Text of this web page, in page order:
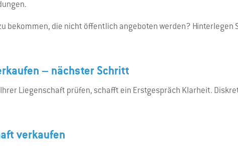
bekommen, die nicht öffentlich angeboten werden? Hinterlegen
– nächster Schritt
Liegenschaft prüfen, schafft ein Erstgespräch Klarheit.
verkaufen